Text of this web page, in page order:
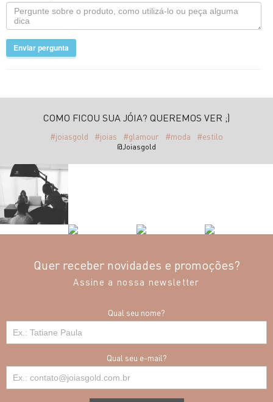
Enviar pergunta
COMO FICOU SUA JÓIA? QUEREMOS VER ;)
#joiasgold #joias #glamour #moda #estilo
@Joiasgold
Quer receber novidades e promoções?
Assine a nossa newsletter
Qual seu nome?
Qual seu e-mail?